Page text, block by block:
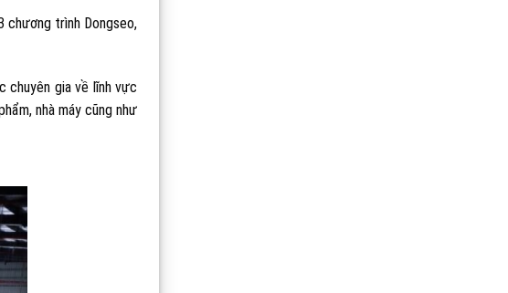
chương trình Dongseo,
chuyên gia về lĩnh vực
nhà máy cũng như